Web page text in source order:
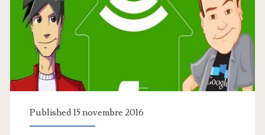
pcDuino)
Published 15 novembre 2016